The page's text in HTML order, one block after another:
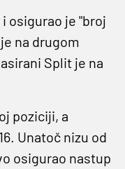
osigurao je "broj
na drugom
Split je na
poziciji, a
Unatoč nizu od
osigurao nastup